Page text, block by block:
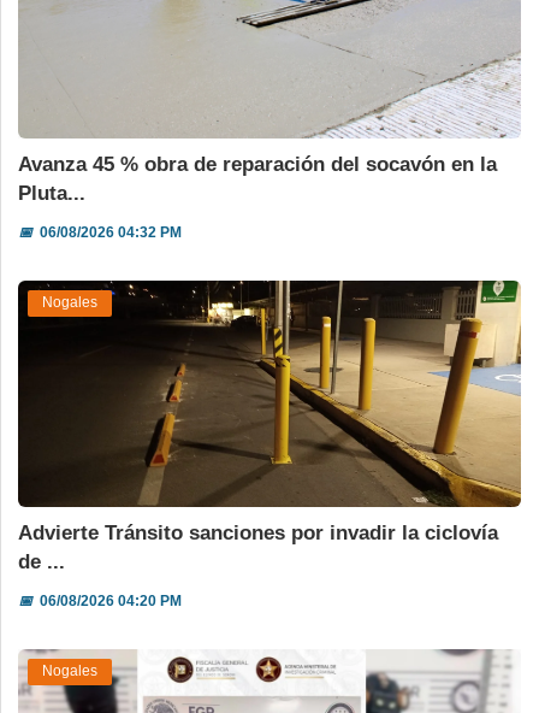
Avanza 45 % obra de reparación del socavón en la
Pluta...
📅06/08/2026 04:32 PM
Nogales
Advierte Tránsito sanciones por invadir la ciclovía
de ...
📅06/08/2026 04:20 PM
Nogales